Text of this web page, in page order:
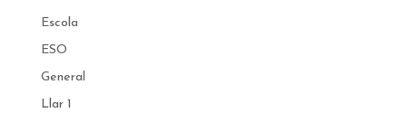
Escola
ESO
General
Llar 1